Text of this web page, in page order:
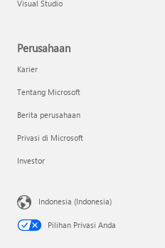
Visual Studio
Perusahaan
Karier
Tentang Microsoft
Berita perusahaan
Privasi di Microsoft
Investor
Indonesia (Indonesia)
Pilihan Privasi Anda